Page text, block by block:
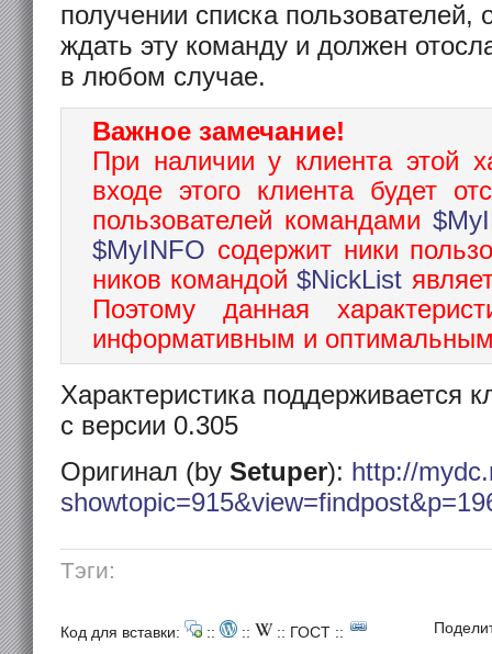
получении списка пользователей,
ждать эту команду и должен
в любом случае.
Важное замечание!
При наличии у клиента этой
входе этого клиента будет
пользователей командами
$MyINFO содержит ники
ников командой$NickList
Поэтому данная
информативным и
Характеристика поддерживается
с версии 0.305
Оригинал (by Setuper): http://
Тэги:
Код для вставки: :: :: :: ГОСТ ::